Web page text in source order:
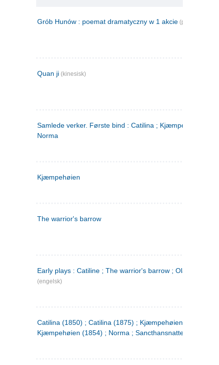
Grób Hunów : poemat dramatyczny w 1 akcie (polsk)
Quan ji (kinesisk)
Samlede verker. Første bind : Catilina ; Kjæmpehøien ;
Norma
Kjæmpehøien
The warrior's barrow
Early plays : Catiline ; The warrior's barrow ; Olaf Liljekrans
(engelsk)
Catilina (1850) ; Catilina (1875) ; Kjæmpehøien (1850) ;
Kjæmpehøien (1854) ; Norma ; Sancthansnatten